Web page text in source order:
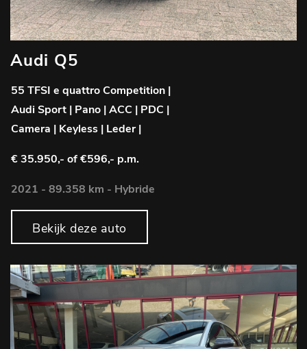
Audi Q5
55 TFSI e quattro Competition |
Audi Sport | Pano | ACC | PDC |
Camera | Keyless | Leder |
€ 35.950,- of €596,- p.m.
2021 - 89.358 km - Hybride
Bekijk deze auto